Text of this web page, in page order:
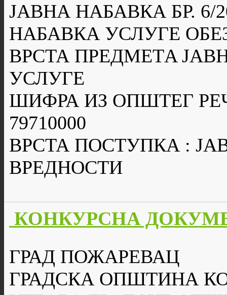
ЈАВНА НАБАВКА БР. 6/
НАБАВКА УСЛУГЕ
ВРСТА ПРЕДМЕТA
УСЛУГЕ
ШИФРА ИЗ ОПШТЕГ
79710000
ВРСТА ПОСТУПКА :
ВРЕДНОСТИ
КОНКУРСНА
ГРАД ПОЖАРЕВАЦ
ГРАДСКА ОПШТИНА